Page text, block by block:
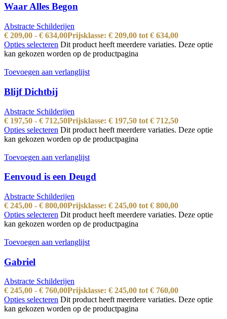
Waar Alles Begon
Abstracte Schilderijen
€ 209,00 - € 634,00Prijsklasse: € 209,00 tot € 634,00
Opties selecteren Dit product heeft meerdere variaties. Deze optie
kan gekozen worden op de productpagina
Toevoegen aan verlanglijst
Blijf Dichtbij
Abstracte Schilderijen
€ 197,50 - € 712,50Prijsklasse: € 197,50 tot € 712,50
Opties selecteren Dit product heeft meerdere variaties. Deze optie
kan gekozen worden op de productpagina
Toevoegen aan verlanglijst
Eenvoud is een Deugd
Abstracte Schilderijen
€ 245,00 - € 800,00Prijsklasse: € 245,00 tot € 800,00
Opties selecteren Dit product heeft meerdere variaties. Deze optie
kan gekozen worden op de productpagina
Toevoegen aan verlanglijst
Gabriel
Abstracte Schilderijen
€ 245,00 - € 760,00Prijsklasse: € 245,00 tot € 760,00
Opties selecteren Dit product heeft meerdere variaties. Deze optie
kan gekozen worden op de productpagina